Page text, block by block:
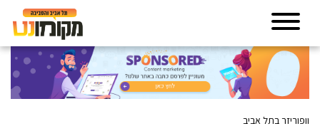
וופוריזר בתל אביב